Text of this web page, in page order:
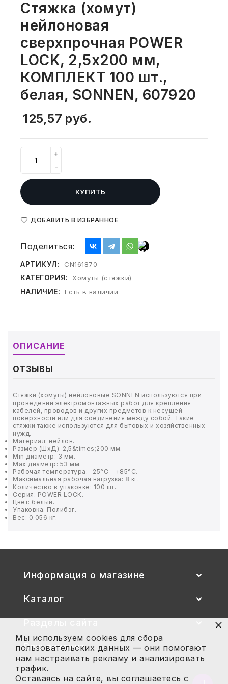
ХОЗТОВАРЫ И ХИМИЯ
ПОДАРКИ И СУВЕНИРЫ
ШКОЛА И ТВОРЧЕСТВО
МЕБЕЛЬ
МЕБЕЛЬ
МЕДИЦИНСКИЕ ТОВАРЫ
СРЕДСТВА ИНДИВИД. ЗАЩИТЫ
(СИЗ)
РАБОЧАЯ ОДЕЖДА И СИЗ
КАНЦТОВАРЫ
ДОМ И САД
ТЕХНИКА ДЛЯ ОФИСА
УПАКОВКА
ХОЗТОВАРЫ
БУМАГА
БЫТОВАЯ И ПРОФ. ХИМИЯ
БЫТОВАЯ ТЕХНИКА
ЭЛЕКТРОТОВАРЫ И ОСВЕЩЕНИЕ
ПОСУДА
ИНСТРУМЕНТЫ И РЕМОНТ
СПОРТ И ОТДЫХ
РАЗВИВАЮЩЕЕ ОБОРУДОВАНИЕ
СВОБОДНЫЙ ОСТАТОК ТОВАРА
Стяжка (хомут)
нейлоновая
сверхпрочная POWER
LOCK, 2,5х200 мм,
КОМПЛЕКТ 100 шт.,
белая, SONNEN, 607920
125,57 руб.
+
-
КУПИТЬ
ДОБАВИТЬ В ИЗБРАННОЕ
Поделиться:
АРТИКУЛ: CN161870
КАТЕГОРИЯ: Хомуты (стяжки)
НАЛИЧИЕ: Есть в наличии
ОПИСАНИЕ
ОТЗЫВЫ
Стяжки (хомуты) нейлоновые SONNEN используются при
проведении электромонтажных работ для крепления
кабелей, проводов и других предметов к несущей
поверхности или для соединения между собой. Такие
стяжки также используются для бытовых и хозяйственных
нужд.
Материал: нейлон.
Размер (ШхД): 2,5&times;200 мм.
Min диаметр: 3 мм.
Max диаметр: 53 мм.
Рабочая температура: -25°C - +85°C.
Максимальная рабочая нагрузка: 8 кг.
Количество в упаковке: 100 шт..
Серия: POWER LOCK.
Цвет: белый.
Упаковка: Полибэг.
Вес: 0.056 кг.
Информация о магазине
Каталог
Ваш аккаунт
Мы используем cookies для сбора
пользовательских данных — они помогают
нам настраивать рекламу и анализировать
трафик.
Оставаясь на сайте, вы соглашаетесь с
×